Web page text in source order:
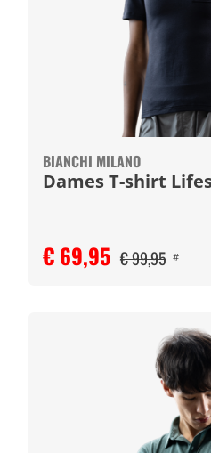
BIANCHI MILANO
Dames T-shirt
€ 69,95 € 99,95 #